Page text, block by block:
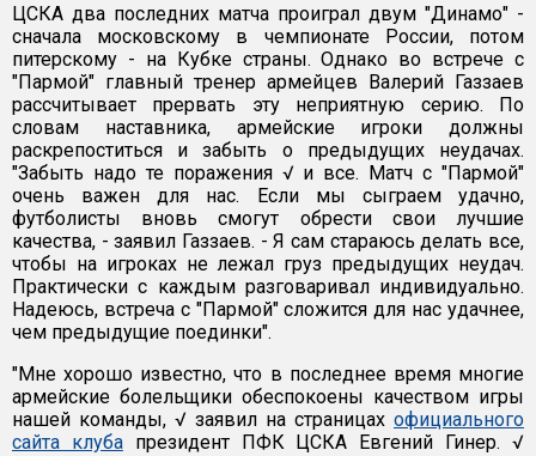
ЦСКА два последних матча проиграл двум "Динамо" -
сначала московскому в чемпионате России, потом
питерскому - на Кубке страны. Однако во встрече с
"Пармой" главный тренер армейцев Валерий Газзаев
рассчитывает прервать эту неприятную серию. По
словам наставника, армейские игроки должны
раскрепоститься и забыть о предыдущих неудачах.
"Забыть надо те поражения √ и все. Матч с "Пармой"
очень важен для нас. Если мы сыграем удачно,
футболисты вновь смогут обрести свои лучшие
качества, - заявил Газзаев. - Я сам стараюсь делать все,
чтобы на игроках не лежал груз предыдущих неудач.
Практически с каждым разговаривал индивидуально.
Надеюсь, встреча с "Пармой" сложится для нас удачнее,
чем предыдущие поединки".
"Мне хорошо известно, что в последнее время многие
армейские болельщики обеспокоены качеством игры
нашей команды, √ заявил на страницах официального
сайта клубапрезидент ПФК ЦСКА Евгений Гинер. √